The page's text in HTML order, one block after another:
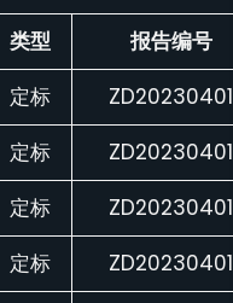
类型
报告编号
定标
ZD20230401
定标
ZD20230401
定标
ZD20230401
定标
ZD20230401